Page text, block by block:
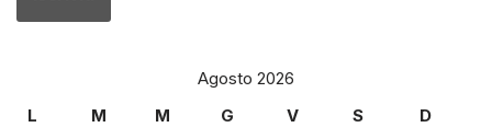
Agosto 2026
L
M M G V S D